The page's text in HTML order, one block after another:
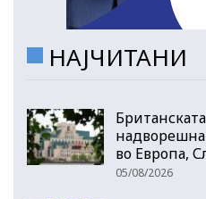
НАЈЧИТАНИ
надворешна
во Европа,
05/08/2026